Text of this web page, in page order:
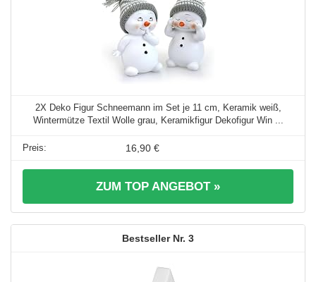
2X Deko Figur Schneemann im Set je 11 cm, Keramik weiß,
Wintermütze Textil Wolle grau, Keramikfigur Dekofigur Win ...
16,90 €
ZUM TOP ANGEBOT »
3